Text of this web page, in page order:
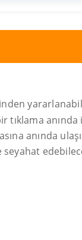
anında